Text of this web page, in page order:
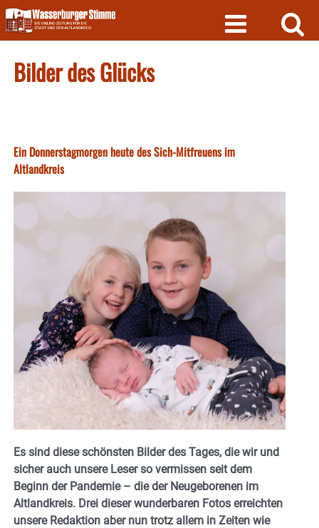
Skip
to
content
Bilder des Glücks
Ein Donnerstagmorgen heute des Sich-Mitfreuens im
Altlandkreis
Es sind diese schönsten Bilder des Tages, die wir und
sicher auch unsere Leser so vermissen seit dem
Beginn der Pandemie – die der Neugeborenen im
Altlandkreis. Drei dieser wunderbaren Fotos erreichten
unsere Redaktion aber nun trotz allem in Zeiten wie